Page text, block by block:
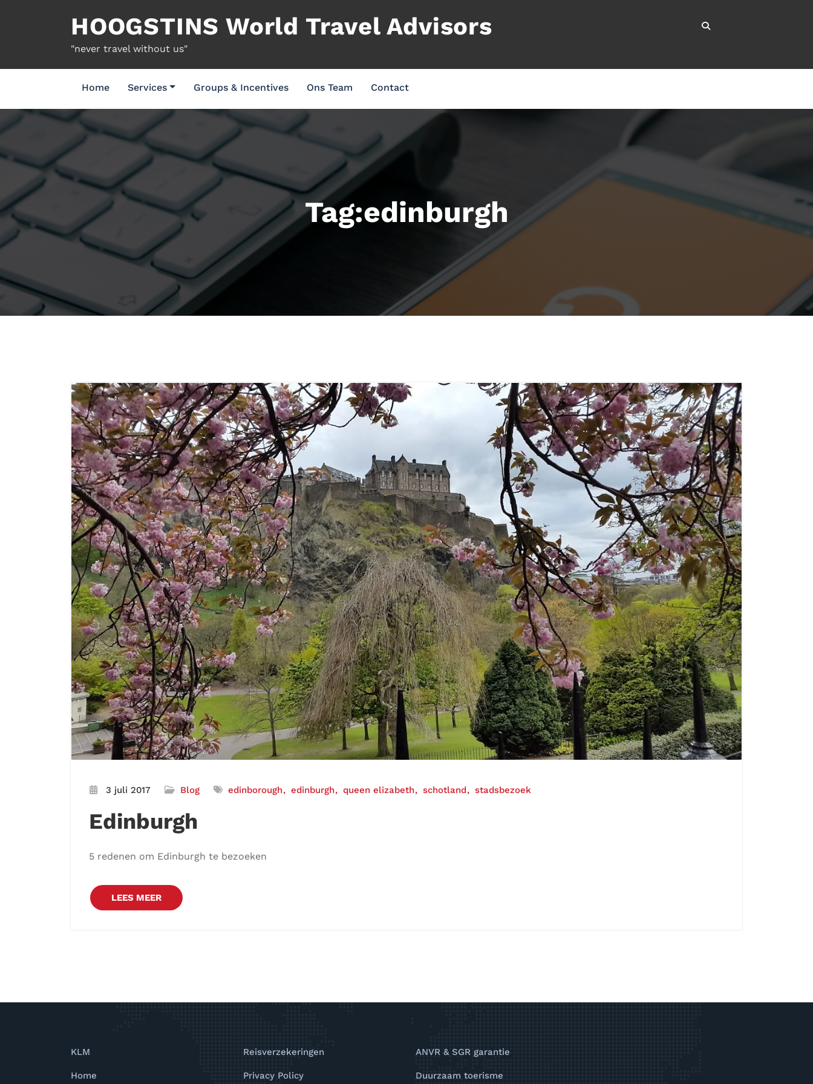
HOOGSTINS World Travel Advisors
"never travel without us"
Home Services Groups & Incentives Ons Team Contact
Tag:edinburgh
3 juli 2017 Blog edinborough edinburgh queen elizabeth schotland stadsbezoek
Edinburgh
5 redenen om Edinburgh te bezoeken
LEES MEER
KLM
Home
Reisverzekeringen
Privacy Policy
ANVR & SGR garantie
Duurzaam toerisme